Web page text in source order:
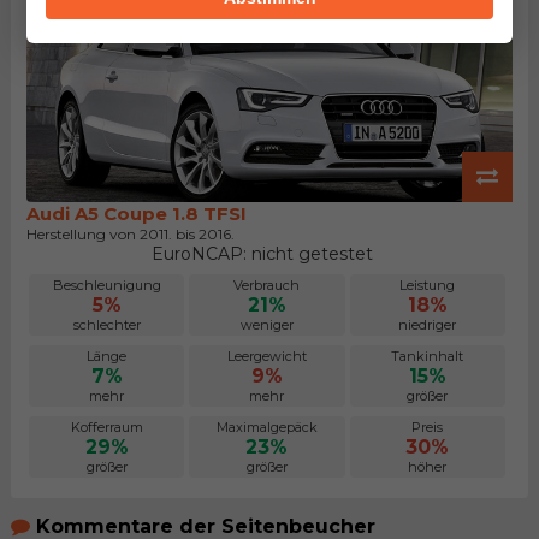
Audi A5 Coupe 1.8 TFSI
Herstellung von 2011. bis 2016.
EuroNCAP: nicht getestet
Beschleunigung
5%
schlechter
Verbrauch
21%
weniger
Leistung
18%
niedriger
Länge
7%
mehr
Leergewicht
9%
mehr
Tankinhalt
15%
größer
Kofferraum
29%
größer
Maximalgepäck
23%
größer
Preis
30%
höher
Kommentare der Seitenbeucher